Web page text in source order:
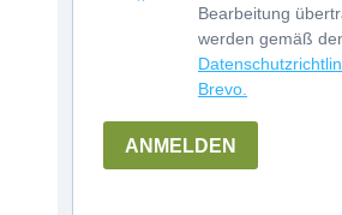
Bearbeitung
werden gemäß
Brevo.
ANMELDEN